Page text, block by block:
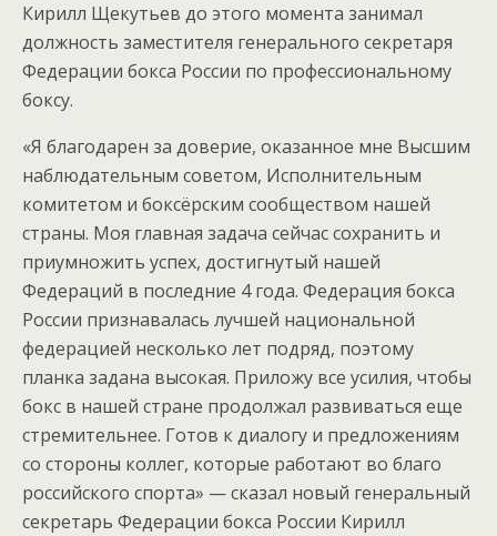
Кирилл Щекутьев до этого момента занимал
должность заместителя генерального секретаря
Федерации бокса России по профессиональному
боксу.
«Я благодарен за доверие, оказанное мне Высшим
наблюдательным советом, Исполнительным
комитетом и боксёрским сообществом нашей
страны. Моя главная задача сейчас сохранить и
приумножить успех, достигнутый нашей
Федераций в последние 4 года. Федерация бокса
России признавалась лучшей национальной
федерацией несколько лет подряд, поэтому
планка задана высокая. Приложу все усилия, чтобы
бокс в нашей стране продолжал развиваться еще
стремительнее. Готов к диалогу и предложениям
со стороны коллег, которые работают во благо
российского спорта» — сказал новый генеральный
секретарь Федерации бокса России Кирилл